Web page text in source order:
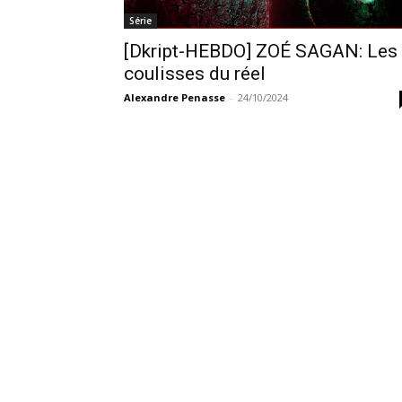
Série
[Dkript-HEBDO] ZOÉ SAGAN: Les
coulisses du réel
Alexandre Penasse - 24/10/2024